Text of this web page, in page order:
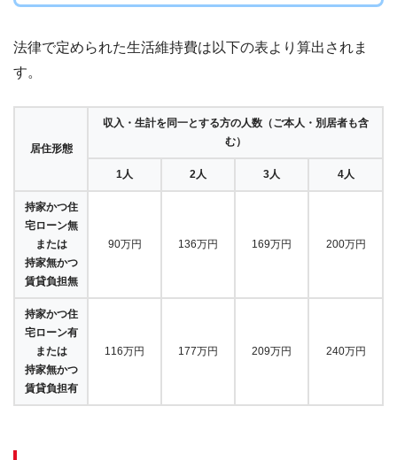
法律で定められた生活維持費は以下の表より算出されま
す。
居住形態
収入・生計を同一とする方の人数（ご本人・別居者も含
む）
1人 2人 3人 4人
持家かつ住
宅ローン無
または
持家無かつ
賃貸負担無
90万円 136万円 169万円 200万円
持家かつ住
宅ローン有
または
持家無かつ
賃貸負担有
116万円 177万円 209万円 240万円